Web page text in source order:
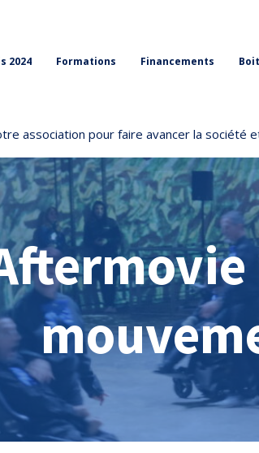
2024 Formations Financements
association pour faire avancer la société